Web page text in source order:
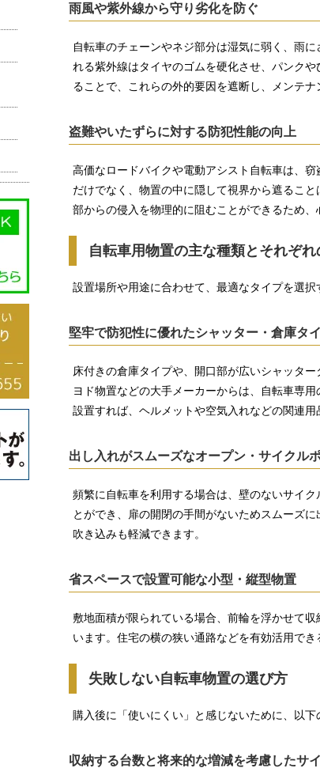
雨風や紫外線から守り劣化を防ぐ
自転車のチェーンやネジ部分は湿気に弱く、雨
れる紫外線はタイヤのゴムを硬化させ、パンク
ることで、これらの外的要因を遮断し、メンテナ
盗難やいたずらに対する防犯性能の向上
高価なロードバイクや電動アシスト自転車は、
だけでなく、物置の中に隠して視界から遮るこ
部からの侵入を物理的に阻むことができるため、
自転車用物置の主な種類とそれぞれ
設置場所や用途に合わせて、最適なタイプを選択
堅牢で防犯性に優れたシャッター・倉庫タ
床付きの倉庫タイプや、開口部が広いシャッタ
ヨド物置などの大手メーカーからは、自転車専
設置すれば、ヘルメットや空気入れなどの関連用
出し入れがスムーズなオープン・サイクル
頻繁に自転車を利用する場合は、壁のないサイ
とができ、扉の開閉の手間がないためスムーズ
吹き込みも軽減できます。
省スペースで設置可能な小型・縦型物置
敷地面積が限られている場合、前輪を浮かせて
います。住宅の横の狭い通路などを有効活用で
失敗しない自転車物置の選び方
購入後に「使いにくい」と感じないために、以下
収納する台数と将来的な増減を考慮したサ